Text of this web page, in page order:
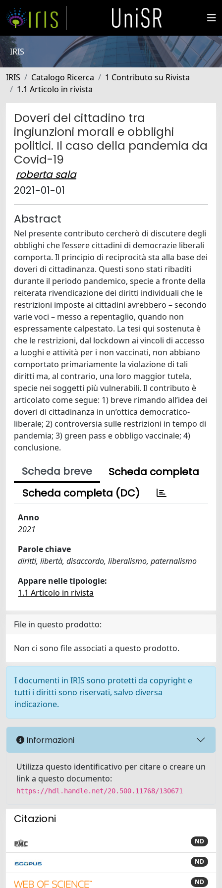
IRIS
IRIS Catalogo Ricerca
1 Contributo su Rivista
1.1 Articolo in rivista
Doveri del cittadino tra
ingiunzioni morali e obblighi
politici. Il caso della pandemia da
Covid-19
roberta sala
2021-01-01
Abstract
Nel presente contributo cercherò di discutere degli
obblighi che l’essere cittadini di democrazie liberali
comporta. Il principio di reciprocità sta alla base dei
doveri di cittadinanza. Questi sono stati ribaditi
durante il periodo pandemico, specie a fronte della
reiterata rivendicazione dei diritti individuali che le
restrizioni imposte ai cittadini avrebbero – secondo
varie voci – messo a repentaglio, quando non
espressamente calpestato. La tesi qui sostenuta è
che le restrizioni, dal lockdown ai vincoli di accesso
a luoghi e attività per i non vaccinati, non abbiano
comportato primariamente la violazione di tali
diritti ma, al contrario, una loro maggior tutela,
specie nei soggetti più vulnerabili. Il contributo è
articolato come segue: 1) breve rimando all’idea dei
doveri di cittadinanza in un’ottica democratico-
liberale; 2) controversia sulle restrizioni in tempo di
pandemia; 3) green pass e obbligo vaccinale; 4)
conclusione.
Scheda breve
Scheda completa
Scheda completa (DC)
Anno
2021
Parole chiave
diritti, libertà, disaccordo, liberalismo, paternalismo
Appare nelle tipologie:
1.1 Articolo in rivista
File in questo prodotto:
Non ci sono file associati a questo prodotto.
I documenti in IRIS sono protetti da copyright e
tutti i diritti sono riservati, salvo diversa
indicazione.
Informazioni
Utilizza questo identificativo per citare o creare un
link a questo documento:
https://hdl.handle.net/20.500.11768/130671
Citazioni
ND
ND
ND